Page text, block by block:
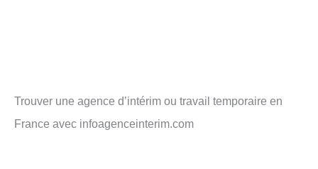
Trouver une agence d’intérim ou travail temporaire en
France avec infoagenceinterim.com